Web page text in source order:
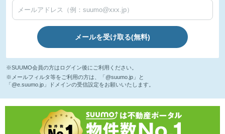
メールを受け取る(無料)
※SUUMO会員の方はログイン後にご利用ください。
※メールフィルタ等をご利用の方は、「@suumo.jp」と
「@e.suumo.jp」ドメインの受信設定をお願いいたします。